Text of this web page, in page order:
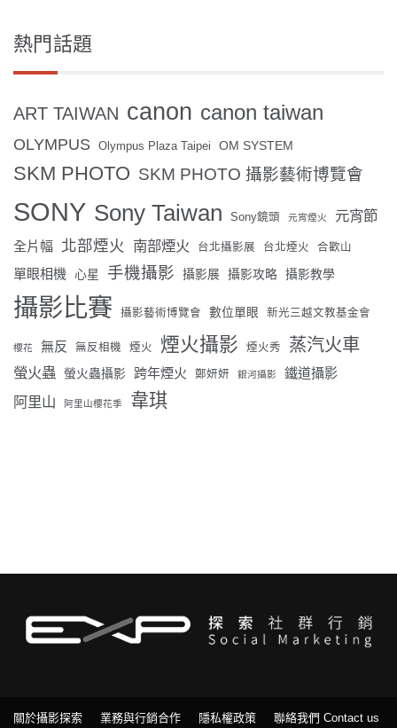
熱門話題
ART TAIWAN canon canon taiwan
OLYMPUS Olympus Plaza Taipei OM SYSTEM
SKM PHOTO SKM PHOTO 攝影藝術博覽會
SONY Sony Taiwan Sony鏡頭 元宵煙火 元宵節
全片幅 北部煙火 南部煙火 台北攝影展 台北煙火 合歡山
單眼相機 心星 手機攝影 攝影展 攝影攻略 攝影教學
攝影比賽 攝影藝術博覽會 數位單眼 新光三越文教基金會
櫻花 無反 無反相機 煙火 煙火攝影 煙火秀 蒸汽火車
螢火蟲 螢火蟲攝影 跨年煙火 鄭妍妍 銀河攝影 鐵道攝影
阿里山 阿里山櫻花季 韋琪
關於攝影探索 業務與行銷合作 隱私權政策 聯絡我們 Contact us